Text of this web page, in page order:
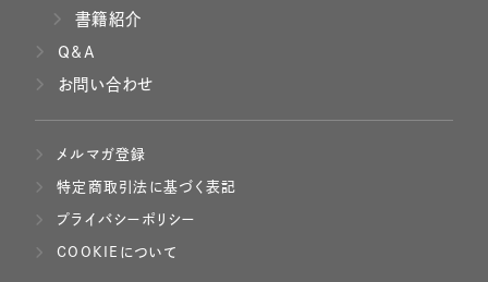
書籍紹介
Q&A
お問い合わせ
メルマガ登録
特定商取引法に基づく表記
プライバシーポリシー
COOKIEについて